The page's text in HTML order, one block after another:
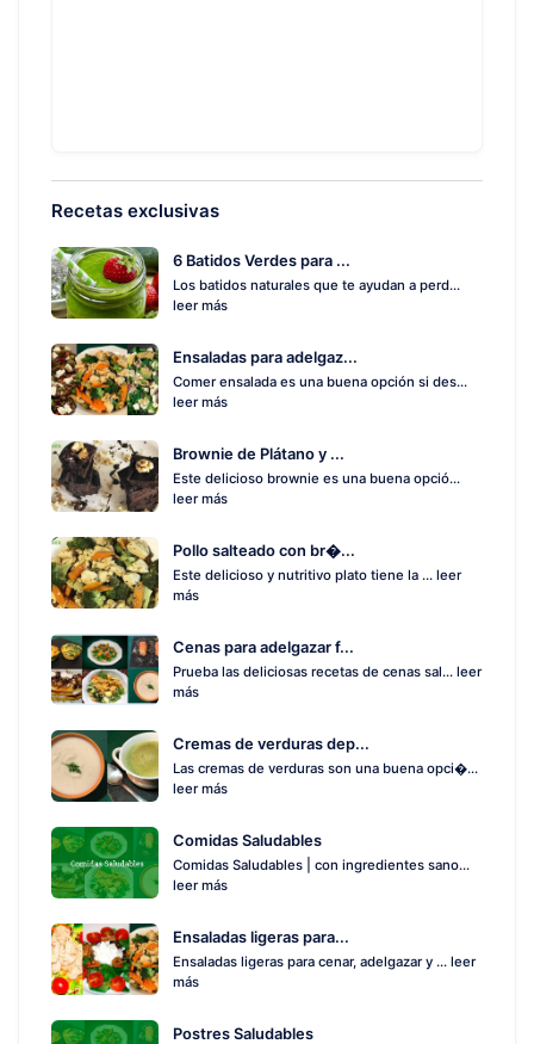
Recetas exclusivas
6 Batidos Verdes para ...
Los batidos naturales que te ayudan a perd...
leer más
Ensaladas para adelgaz...
Comer ensalada es una buena opción si des...
leer más
Brownie de Plátano y ...
Este delicioso brownie es una buena opció...
leer más
Pollo salteado con br�...
Este delicioso y nutritivo plato tiene la ... leer
más
Cenas para adelgazar f...
Prueba las deliciosas recetas de cenas sal... leer
más
Cremas de verduras dep...
Las cremas de verduras son una buena opci�...
leer más
Comidas Saludables
Comidas Saludables | con ingredientes sano...
leer más
Ensaladas ligeras para...
Ensaladas ligeras para cenar, adelgazar y ... leer
más
Postres Saludables